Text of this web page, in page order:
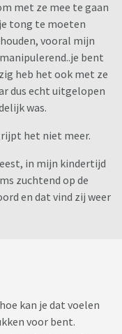
met ze mee te gaan
tong te moeten
vooral mijn
bent
heb het ook met ze
dus echt uitgelopen
was.
het niet meer.
in mijn kindertijd
zuchtend op de
en dat vind zij weer
kan je dat voelen
voor bent.